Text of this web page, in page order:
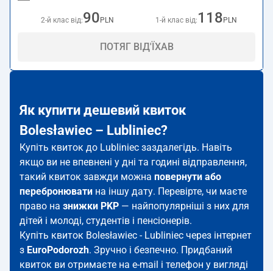
2-й клас від:90 PLN 1-й клас від: 118 PLN
ПОТЯГ ВІД'ЇХАВ
Як купити дешевий квиток
Bolesławiec – Lubliniec?
Купіть квиток до Lubliniec заздалегідь. Навіть
якщо ви не впевнені у дні та годині відправлення,
такий квиток завжди можна повернути або
перебронювати на іншу дату. Перевірте, чи маєте
право на знижки PKP — найпопулярніші з них для
дітей і молоді, студентів і пенсіонерів.
Купіть квиток Bolesławiec - Lubliniec через інтернет
з EuroPodorozh. Зручно і безпечно. Придбаний
квиток ви отримаєте на e-mail і телефон у вигляді